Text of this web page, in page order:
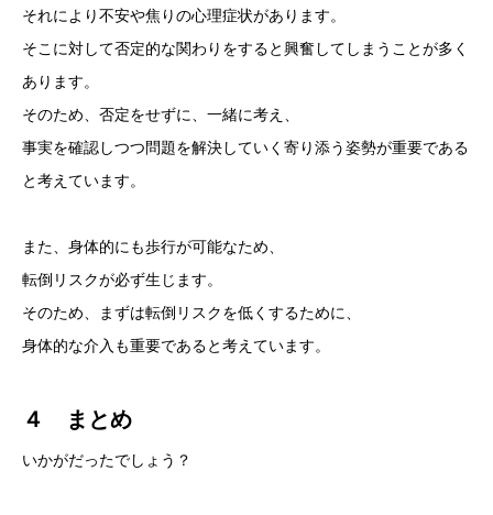
それにより不安や焦りの心理症状があります。
そこに対して否定的な関わりをすると興奮してしまうことが多く
あります。
そのため、否定をせずに、一緒に考え、
事実を確認しつつ問題を解決していく寄り添う姿勢が重要である
と考えています。
また、身体的にも歩行が可能なため、
転倒リスクが必ず生じます。
そのため、まずは転倒リスクを低くするために、
身体的な介入も重要であると考えています。
４ まとめ
いかがだったでしょう？